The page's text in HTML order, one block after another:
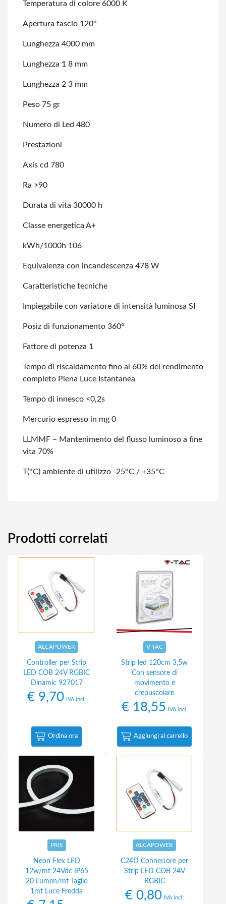
Temperatura di colore 6000 K
Apertura fascio 120°
Lunghezza 4000 mm
Lunghezza 1 8 mm
Lunghezza 2 3 mm
Peso 75 gr
Numero di Led 480
Prestazioni
Axis cd 780
Ra >90
Durata di vita 30000 h
Classe energetica A+
kWh/1000h 106
Equivalenza con incandescenza 478 W
Caratteristiche tecniche
Impiegabile con variatore di intensità luminosa SI
Posiz di funzionamento 360°
Fattore di potenza 1
Tempo di riscaldamento fino al 60% del rendimento
completo Piena Luce Istantanea
Tempo di innesco <0,2s
Mercurio espresso in mg 0
LLMMF – Mantenimento del flusso luminoso a fine
vita 70%
T(°C) ambiente di utilizzo -25°C / +35°C
Prodotti correlati
ALCAPOWER
Controller per Strip
LED COB 24V RGBIC
Dinamic 927017
€ 9,70 IVA incl.
Ordina ora
V-TAC
Strip led 120cm 3,5w
Con sensore di
movimento e
crepuscolare
€18,55 IVA incl.
Aggiungi al carrello
PRIS
Neon Flex LED
12w/mt 24Vdc IP65
20 Lumen/mt Taglio
1mt Luce Fredda
ALCAPOWER
C24D Connettore per
Strip LED COB 24V
RGBIC
€ 0,80 IVA incl.